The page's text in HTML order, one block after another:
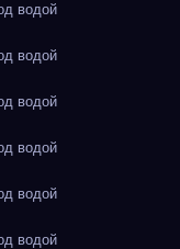
водой
водой
водой
водой
водой
водой